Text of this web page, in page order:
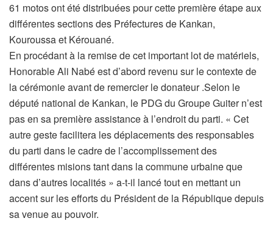
61 motos ont été distribuées pour cette première étape aux
différentes sections des Préfectures de Kankan,
Kouroussa et Kérouané.
En procédant à la remise de cet important lot de matériels,
Honorable Ali Nabé est d’abord revenu sur le contexte de
la cérémonie avant de remercier le donateur .Selon le
député national de Kankan, le PDG du Groupe Guiter n’est
pas en sa première assistance à l’endroit du parti. « Cet
autre geste facilitera les déplacements des responsables
du parti dans le cadre de l’accomplissement des
différentes misions tant dans la commune urbaine que
dans d’autres localités » a-t-il lancé tout en mettant un
accent sur les efforts du Président de la République depuis
sa venue au pouvoir.